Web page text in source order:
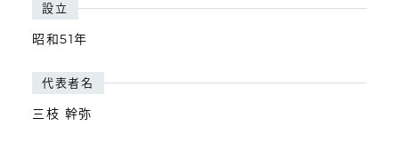
設立
昭和51年
代表者名
三枝 幹弥